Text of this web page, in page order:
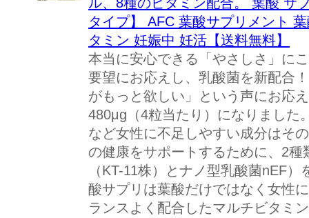
タイプ】 AFC 葉酸サプリメント
タミン 妊娠中 妊活【送料無料】
本当に安心できる「やさしさ」に
要望にお応えし、乳酸菌を新配合
がもっと欲しい」という声にお応
480μg（4粒当たり）になりました
など女性に不足しやすい成分はそ
の健康をサポートするために、2
（KT-11株）とナノ型乳酸菌nEF
酸サプリは葉酸だけではなく女性
ランスよく配合したマルチビタミ